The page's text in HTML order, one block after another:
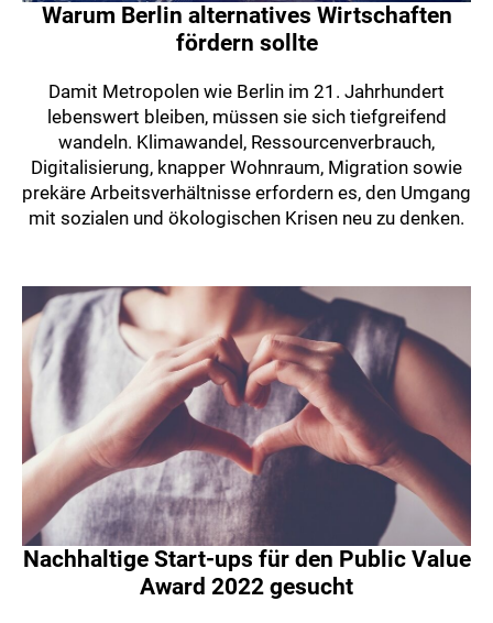
Warum Berlin alternatives Wirtschaften
fördern sollte
Damit Metropolen wie Berlin im 21. Jahrhundert
lebenswert bleiben, müssen sie sich tiefgreifend
wandeln. Klimawandel, Ressourcenverbrauch,
Digitalisierung, knapper Wohnraum, Migration sowie
prekäre Arbeitsverhältnisse erfordern es, den Umgang
mit sozialen und ökologischen Krisen neu zu denken.
Nachhaltige Start-ups für den Public Value
Award 2022 gesucht